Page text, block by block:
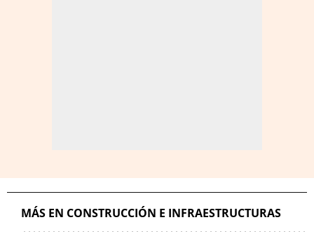
MÁS EN CONSTRUCCIÓN E INFRAESTRUCTURAS